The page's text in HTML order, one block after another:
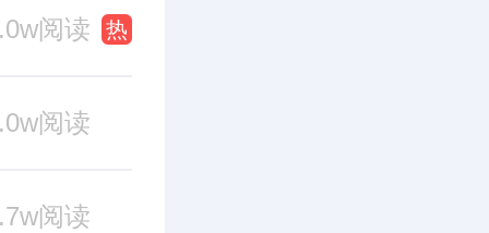
阅读 热
阅读
阅读